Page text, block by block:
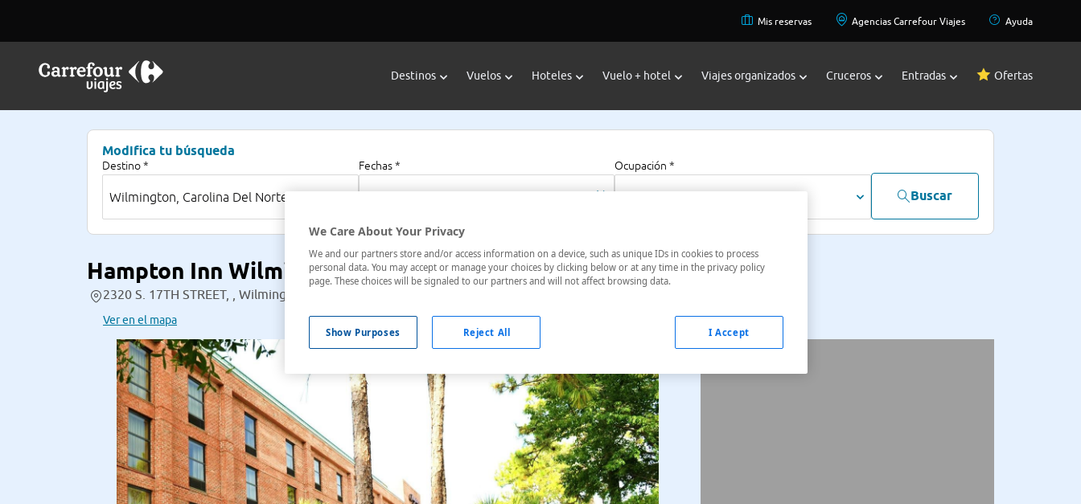
Mis reservas Agencias Carrefour Viajes Ayuda
Destinos Vuelos Hoteles Vuelo + hotel Viajes organizados Cruceros Entradas Ofertas
Modifica tu búsqueda
Destino * Fechas * Ocupación *
Buscar
Hampton Inn Wilmington-Medical Park
2320 S. 17TH STREET, , Wilmington, Carolina Del Norte, Estados Unidos
Ver en el mapa
We Care About Your Privacy
We and our partners store and/or access information on a device, such as unique IDs in cookies to process
personal data. You may accept or manage your choices by clicking below or at any time in the privacy policy
page. These choices will be signaled to our partners and will not affect browsing data.
Show Purposes Reject All I Accept